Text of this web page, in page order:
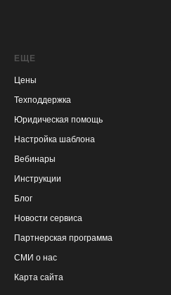
ЕЩЕ
Цены
Техподдержка
Юридическая помощь
Настройка шаблона
Вебинары
Инструкции
Блог
Новости сервиса
Партнерская программа
СМИ о нас
Карта сайта